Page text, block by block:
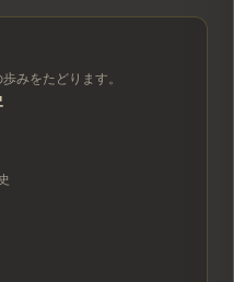
みをたどります。